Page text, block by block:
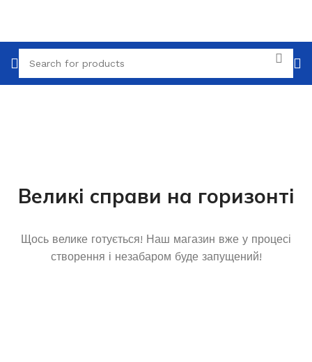
Великі справи на горизонті
Щось велике готується! Наш магазин вже у процесі
створення і незабаром буде запущений!